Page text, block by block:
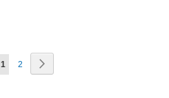
Página
Actualmente
1 Página
2